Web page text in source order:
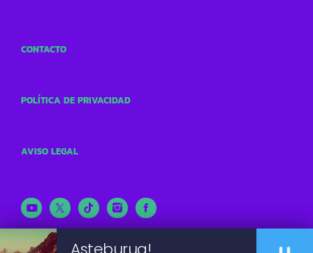
CONTACTO
POLÍTICA DE PRIVACIDAD
AVISO LEGAL